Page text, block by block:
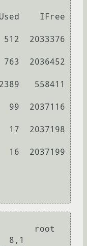
IFree
2033376
2036452
558411
2037116
2037198
2037199
root
8,1